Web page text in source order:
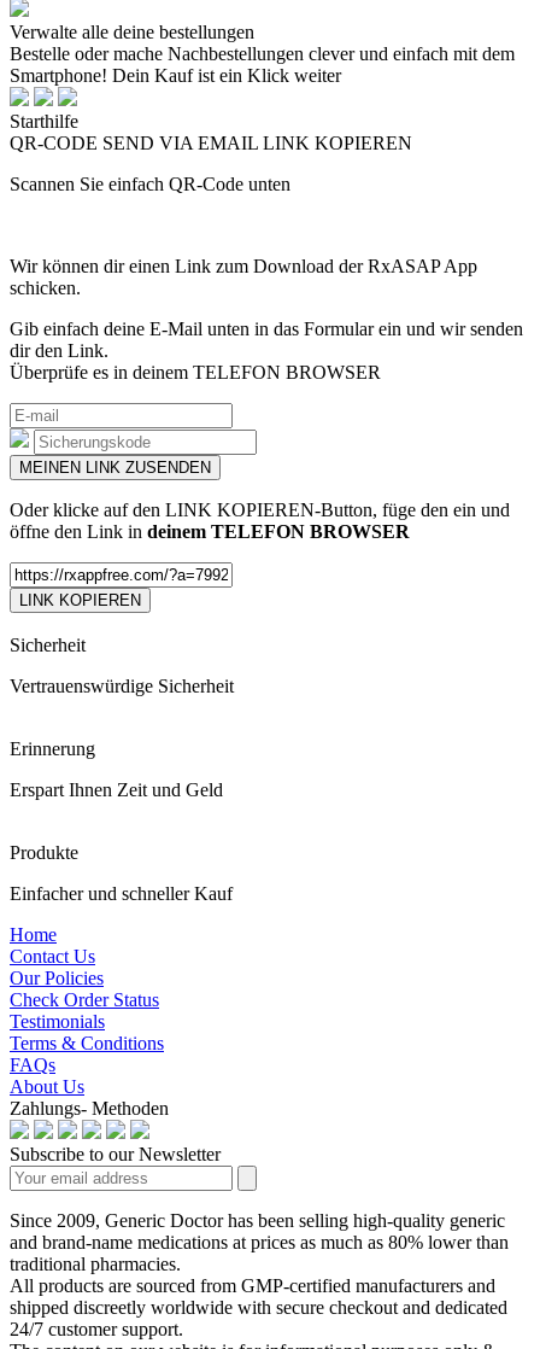
Verwalte alle deine bestellungen
Bestelle oder mache Nachbestellungen clever und einfach mit dem
Smartphone! Dein Kauf ist ein Klick weiter
Starthilfe
QR-CODE SEND VIA EMAIL LINK KOPIEREN
Scannen Sie einfach QR-Code unten
Wir können dir einen Link zum Download der RxASAP App
schicken.
Gib einfach deine E-Mail unten in das Formular ein und wir senden
dir den Link.
Überprüfe es in deinem TELEFON BROWSER
Oder klicke auf den LINK KOPIEREN-Button, füge den ein und
öffne den Link in deinem TELEFON BROWSER
LINK KOPIEREN
Sicherheit
Vertrauenswürdige Sicherheit
Erinnerung
Erspart Ihnen Zeit und Geld
Produkte
Einfacher und schneller Kauf
Home
Contact Us
Our Policies
Check Order Status
Testimonials
Terms & Conditions
FAQs
About Us
Zahlungs- Methoden
Subscribe to our Newsletter
Since 2009, Generic Doctor has been selling high-quality generic
and brand-name medications at prices as much as 80% lower than
traditional pharmacies.
All products are sourced from GMP-certified manufacturers and
shipped discreetly worldwide with secure checkout and dedicated
24/7 customer support.